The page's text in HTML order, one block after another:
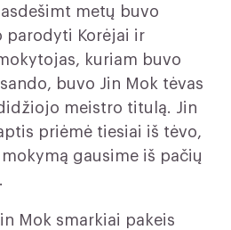
metų buvo
parodyti Korėjai ir
kuriam buvo
buvo Jin Mok tėvas
meistro titulą. Jin
priėmė tiesiai iš tėvo,
gausime iš pačių
Mok smarkiai pakeis